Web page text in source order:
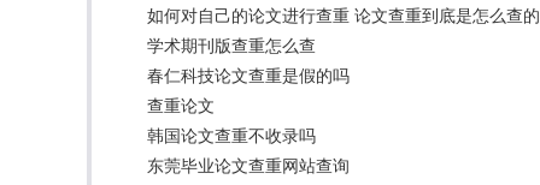
如何对自己的论文进行查重 论文查重到底是怎么查的
学术期刊版查重怎么查
春仁科技论文查重是假的吗
查重论文
韩国论文查重不收录吗
东莞毕业论文查重网站查询